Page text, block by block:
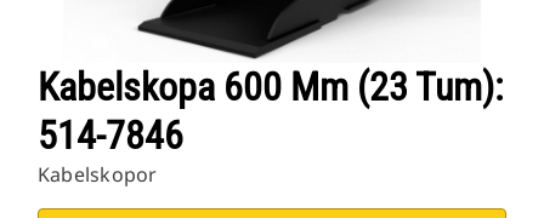
Kabelskopa 600 Mm (23 Tum):
514-7846
Kabelskopor